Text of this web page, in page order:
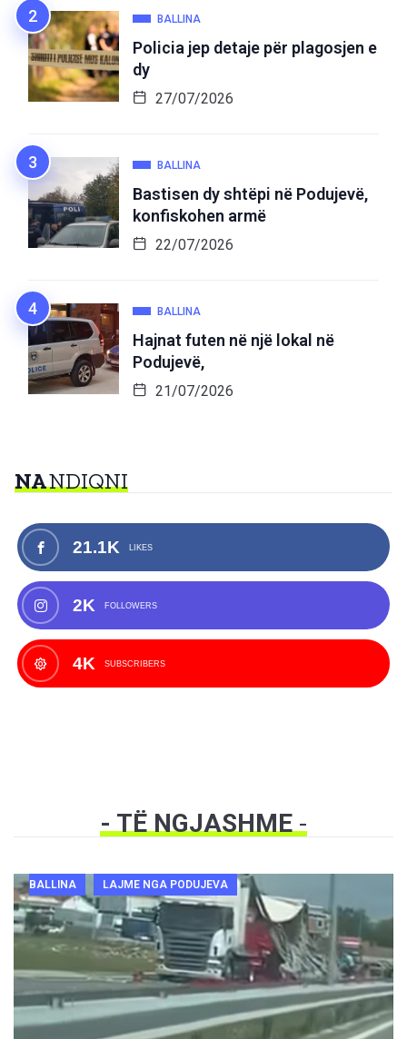
BALLINA
Policia jep detaje për plagosjen e
dy
27/07/2026
BALLINA
Bastisen dy shtëpi në Podujevë,
konfiskohen armë
22/07/2026
BALLINA
Hajnat futen në një lokal në
Podujevë,
21/07/2026
NANDIQNI
21.1K LIKES
2K FOLLOWERS
4K SUBSCRIBERS
- TË NGJASHME-
BALLINA LAJME NGA PODUJEVA